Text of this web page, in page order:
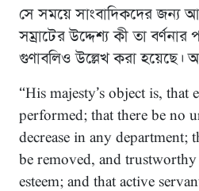
সে সময়ে সাংবাদিকদের জন্য
সম্রাটের উদ্দেশ্য কী তা বর্ণনার
গুণাবলিও উল্লেখ করা হয়েছে।
“His majesty’s object is,
performed; that there be no
decrease in any department;
be removed, and
esteem; and that active